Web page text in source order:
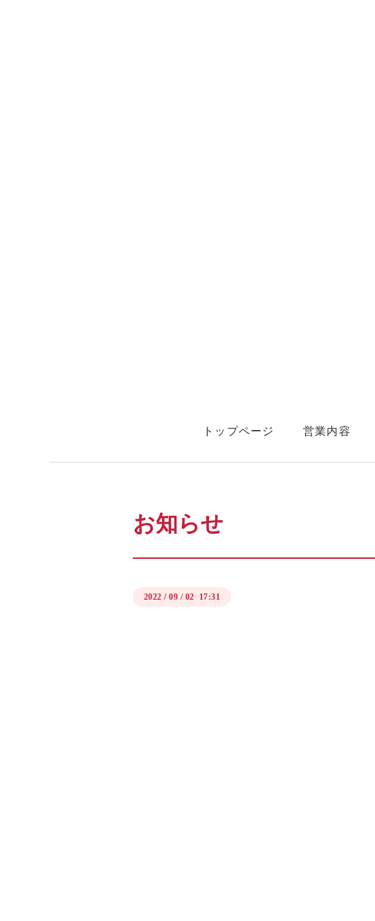
トップページ 営業内容
お知らせ
2022 /09 / 02 17:31